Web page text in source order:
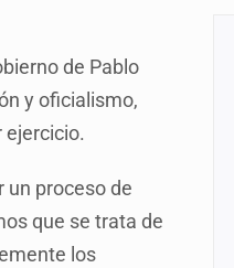
Amor
forzadas
de Pablo
y oficialismo,
ejercicio.
un proceso de
que se trata de
los